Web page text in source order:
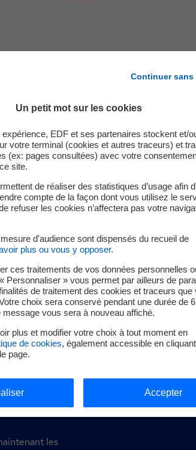
avec
les
Offre chauffe-eau
Offre chauffe-eau solaire
Continuer sans
Un petit mot sur les cookies
EDF et ses partenaires stockent et/
votre terminal (cookies et autres traceurs) et
(ex: pages consultées) avec votre
site.
de réaliser des statistiques d’usage afin
compte de la façon dont vous utilisez le
refuser les cookies n’affectera pas votre
d'audience sont dispensés du recueil de
plus ou vous y opposer.
ces traitements de vos données personnelles
Personnaliser » vous permet par ailleurs de
de traitement des cookies et traceurs que
choix sera conservé pendant une durée de
message vous sera à nouveau affiché.
plus et modifier votre choix à tout moment en
de cookies, également accessible en
page.
Accepter